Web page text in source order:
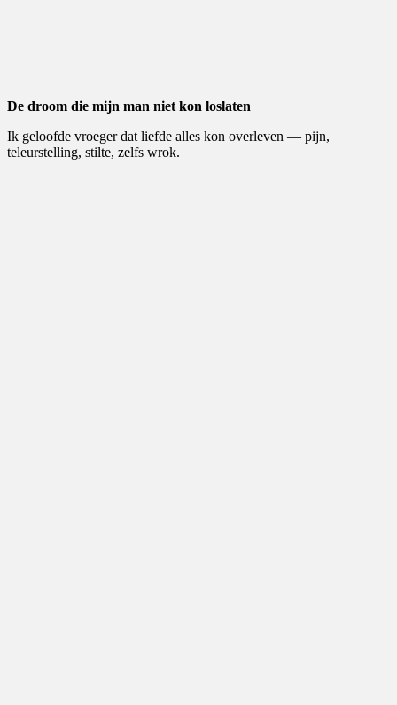
De droom die mijn man niet kon loslaten
Ik geloofde vroeger dat liefde alles kon overleven — pijn,
teleurstelling, stilte, zelfs wrok.